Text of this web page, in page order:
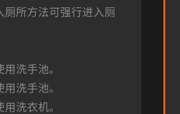
厕所方法可强行进入厕
洗手池。
洗手池。
洗衣机。